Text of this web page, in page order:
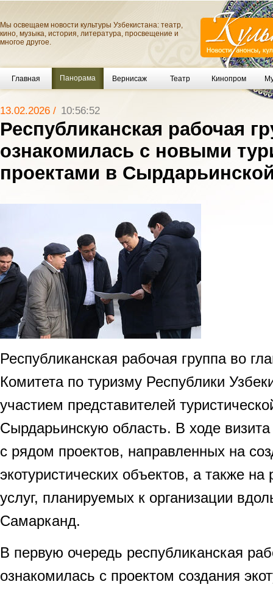
Мы освещаем новости культуры Узбекистана: театр,
кино, музыка, история, литература, просвещение и
многое другое.
Главная Панорама Вернисаж Театр Кинопром
13.02.2026 / 10:56:52
Республиканская рабочая
ознакомилась с новыми
проектами в
Республиканская рабочая группа во
Комитета по туризму Республики
участием представителей
Сырдарьинскую область. В ходе
с рядом проектов, направленных на
экотуристических объектов, а также
услуг, планируемых к организации
Самарканд.
В первую очередь республиканская
ознакомилась с проектом создания